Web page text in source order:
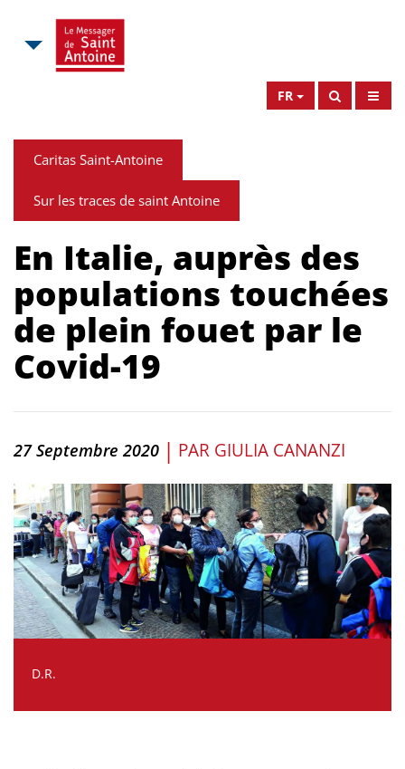
FR
Caritas Saint-Antoine
Sur les traces de saint Antoine
En Italie, auprès des
populations touchées
de plein fouet par le
Covid-19
27 Septembre 2020 | PAR GIULIA CANANZI
D.R.